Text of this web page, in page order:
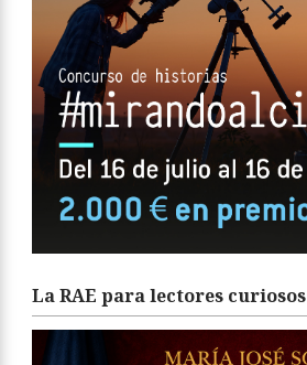
La RAE para lectores curiosos